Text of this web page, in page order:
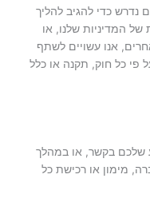
נדרש כדי להגיב להליך
המדיניות שלנו, או
אנו עשויים לשתף
פי כל חוק, תקנה או כלל
שלכם בקשר, או במהלך
מימון או רכישת כל